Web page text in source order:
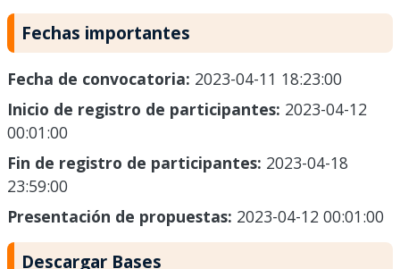
Fechas importantes
Fecha de convocatoria: 2023-04-11 18:23:00
Inicio de registro de participantes: 2023-04-12
00:01:00
Fin de registro de participantes: 2023-04-18
23:59:00
Presentación de propuestas: 2023-04-12 00:01:00
Descargar Bases